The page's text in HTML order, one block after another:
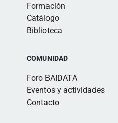
Formación
Catálogo
Biblioteca
COMUNIDAD
Foro BAIDATA
Eventos y actividades
Contacto